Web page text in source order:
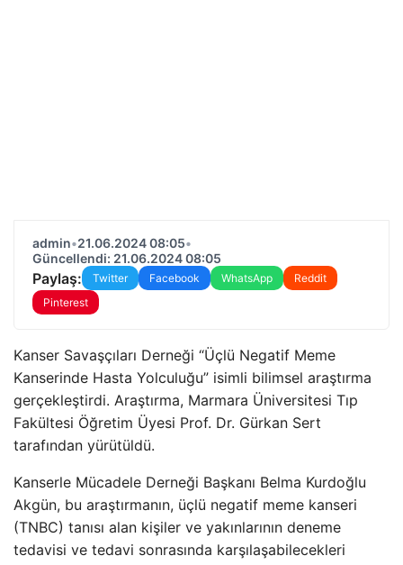
admin•21.06.2024 08:05•
Güncellendi: 21.06.2024 08:05
Paylaş: Twitter Facebook WhatsApp
Reddit
Pinterest
Kanser Savaşçıları Derneği “Üçlü Negatif Meme
Kanserinde Hasta Yolculuğu” isimli bilimsel araştırma
gerçekleştirdi. Araştırma, Marmara Üniversitesi Tıp
Fakültesi Öğretim Üyesi Prof. Dr. Gürkan Sert
tarafından yürütüldü.
Kanserle Mücadele Derneği Başkanı Belma Kurdoğlu
Akgün, bu araştırmanın, üçlü negatif meme kanseri
(TNBC) tanısı alan kişiler ve yakınlarının deneme
tedavisi ve tedavi sonrasında karşılaşabilecekleri